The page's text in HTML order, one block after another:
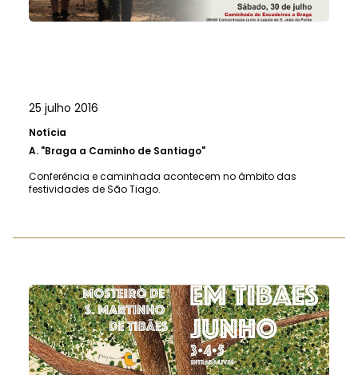
25 julho 2016
Notícia
A. "Braga a Caminho de Santiago"
Conferência e caminhada acontecem no âmbito das
festividades de São Tiago.